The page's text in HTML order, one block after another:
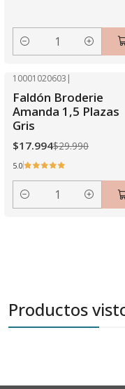
Cantidad
10001020603 |
Faldón Broderie
Amanda 1,5 Plazas
Gris
$17.994$29.990
5.0
Cantidad
Productos